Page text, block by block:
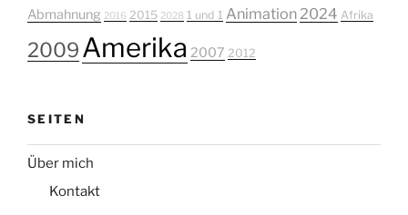
Abmahnung 2016 2015 2028 1 und 1 Animation 2024 Afrika
2009Amerika 2007 2012
SEITEN
Über mich
Kontakt